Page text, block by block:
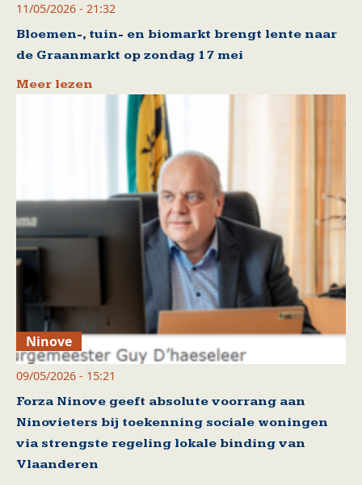
11/05/2026 - 21:32
Bloemen-, tuin- en biomarkt brengt lente naar
de Graanmarkt op zondag 17 mei
Meer lezen
Ninove
09/05/2026 - 15:21
Forza Ninove geeft absolute voorrang aan
Ninovieters bij toekenning sociale woningen
via strengste regeling lokale binding van
Vlaanderen